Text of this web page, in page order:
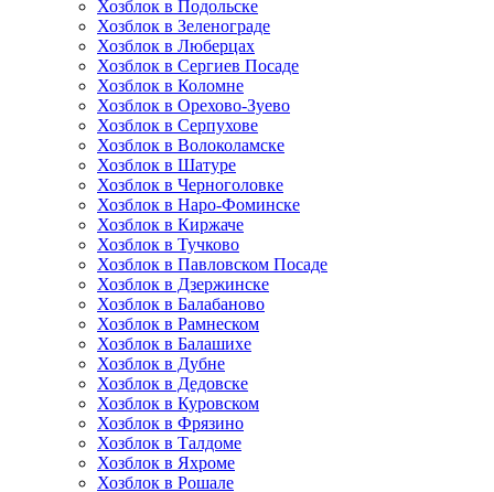
Хозблок в Подольске
Хозблок в Зеленограде
Хозблок в Люберцах
Хозблок в Сергиев Посаде
Хозблок в Коломне
Хозблок в Орехово-Зуево
Хозблок в Серпухове
Хозблок в Волоколамске
Хозблок в Шатуре
Хозблок в Черноголовке
Хозблок в Наро-Фоминске
Хозблок в Киржаче
Хозблок в Тучково
Хозблок в Павловском Посаде
Хозблок в Дзержинске
Хозблок в Балабаново
Хозблок в Рамнеском
Хозблок в Балашихе
Хозблок в Дубне
Хозблок в Дедовске
Хозблок в Куровском
Хозблок в Фрязино
Хозблок в Талдоме
Хозблок в Яхроме
Хозблок в Рошале